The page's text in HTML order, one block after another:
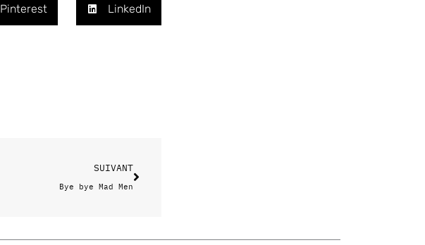
Pinterest LinkedIn
SUIVANT
Bye bye Mad Men